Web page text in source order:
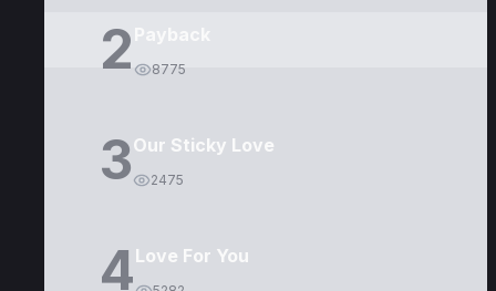
2 8775
3Our Sticky Love
2475
4Love For You